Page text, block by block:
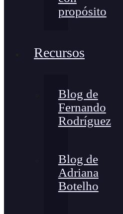
propósito
Recursos
Blog de
Fernando
Rodríguez
Blog de
Adriana
Botelho